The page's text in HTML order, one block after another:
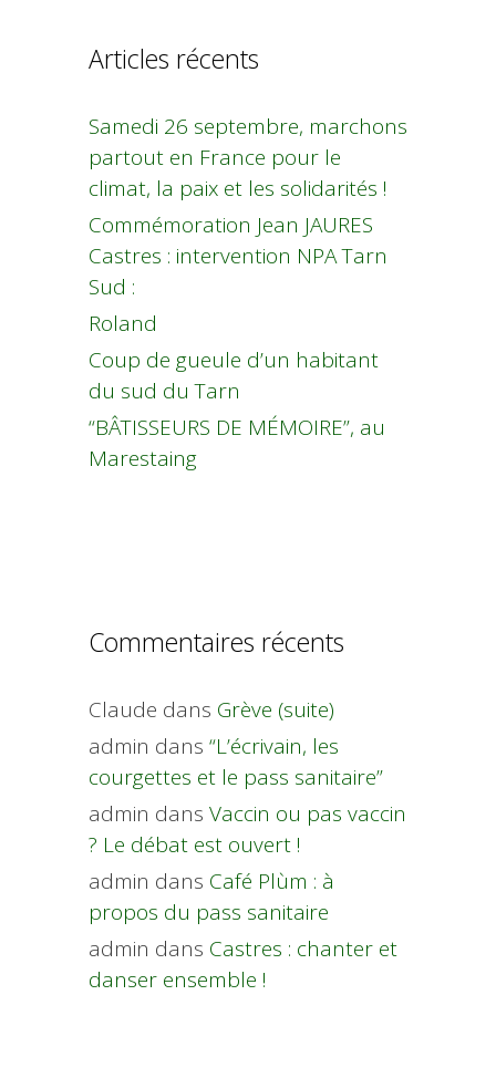
Articles récents
Samedi 26 septembre, marchons
partout en France pour le
climat, la paix et les solidarités !
Commémoration Jean JAURES
Castres : intervention NPA Tarn
Sud :
Roland
Coup de gueule d’un habitant
du sud du Tarn
“BÂTISSEURS DE MÉMOIRE”, au
Marestaing
Commentaires récents
Claude dans Grève (suite)
admin dans “L’écrivain, les
courgettes et le pass sanitaire”
admin dans Vaccin ou pas vaccin
? Le débat est ouvert !
admin dans Café Plùm : à
propos du pass sanitaire
admin dans Castres : chanter et
danser ensemble !